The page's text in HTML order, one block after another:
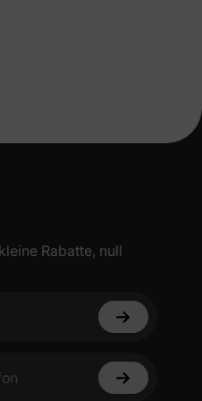
Rabatte, null